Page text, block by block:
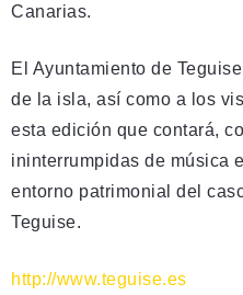
Canarias.
El Ayuntamiento de
de la isla, así como a los
esta edición que contará,
ininterrumpidas de música
entorno patrimonial del
Teguise.
http://www.teguise.es